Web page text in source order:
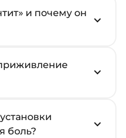
и почему он
боль?